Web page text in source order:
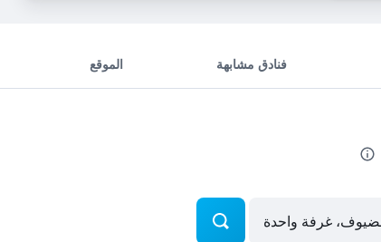
فنادق مشابهة الموقع